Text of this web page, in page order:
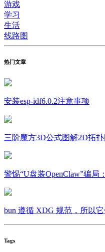
游戏
学习
生活
线路图
热门文章
安装esp-idf6.0.2注意事项
三阶魔方3D公式图解2D拓
警惕“U盘装OpenClaw”骗局
bun 遵循 XDG 规范，所以
Tags